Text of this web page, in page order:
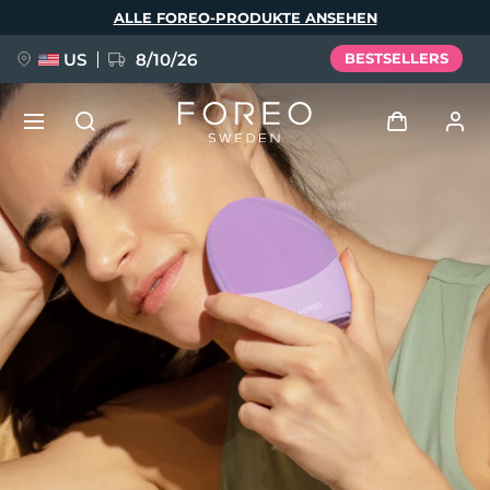
ALLE FOREO-PRODUKTE ANSEHEN
US 8/10/26 BESTSELLERS
Benutzerkonto
Meine Geräte
Meine Bestellungen
Meine Adressen
Meine Abonnements
NEU
FAQ™ Pure Beauty-Tech Elixir
BREAKING NEWS
issa™ Teeth Whitening Set
Sprache
English Deutsch
Español
Français
Italiano
Português
Svenska
Русский
Türkçe
简体中文 繁體中文